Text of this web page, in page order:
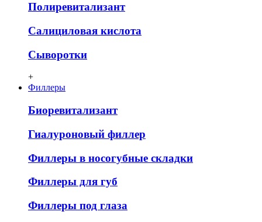
Полиревитализант
Салициловая кислота
Сыворотки
+
Филлеры
Биоревитализант
Гиалуроновый филлер
Филлеры в носогубные складки
Филлеры для губ
Филлеры под глаза